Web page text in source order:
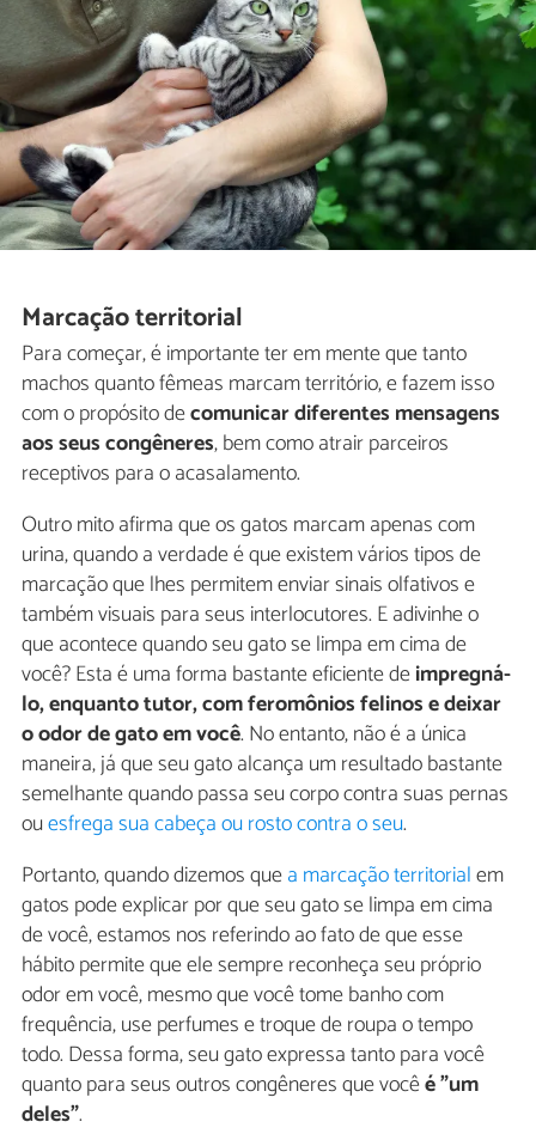
Marcação territorial
Para começar, é importante ter em mente que tanto
machos quanto fêmeas marcam território, e fazem isso
com o propósito decomunicar diferentes mensagens
aos seus congêneres, bem como atrair parceiros
receptivos para o acasalamento.
Outro mito afirma que os gatos marcam apenas com
urina, quando a verdade é que existem vários tipos de
marcação que lhes permitem enviar sinais olfativos e
também visuais para seus interlocutores. E adivinhe o
que acontece quando seu gato se limpa em cima de
você? Esta é uma forma bastante eficiente deimpregná-
lo, enquanto tutor, com feromônios felinos e deixar
o odor de gato em você. No entanto, não é a única
maneira, já que seu gato alcança um resultado bastante
semelhante quando passa seu corpo contra suas pernas
ouesfrega sua cabeça ou rosto contra o seu.
Portanto, quando dizemos quea marcação territorialem
gatos pode explicar por que seu gato se limpa em cima
de você, estamos nos referindo ao fato de que esse
hábito permite que ele sempre reconheça seu próprio
odor em você, mesmo que você tome banho com
frequência, use perfumes e troque de roupa o tempo
todo. Dessa forma, seu gato expressa tanto para você
quanto para seus outros congêneres que vocêé "um
deles".